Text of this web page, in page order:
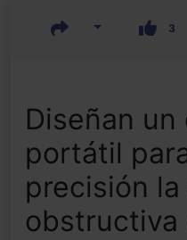
3
Diseñan
portátil
precisión la
obstructiva